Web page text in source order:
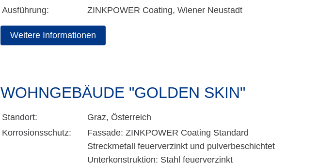
Ausführung:
ZINKPOWER Coating, Wiener Neustadt
Weitere Informationen
WOHNGEBÄUDE "GOLDEN SKIN"
Standort:
Graz, Österreich
Korrosionsschutz:
Fassade: ZINKPOWER Coating Standard
Streckmetall feuerverzinkt und pulverbeschichtet
Unterkonstruktion: Stahl feuerverzinkt